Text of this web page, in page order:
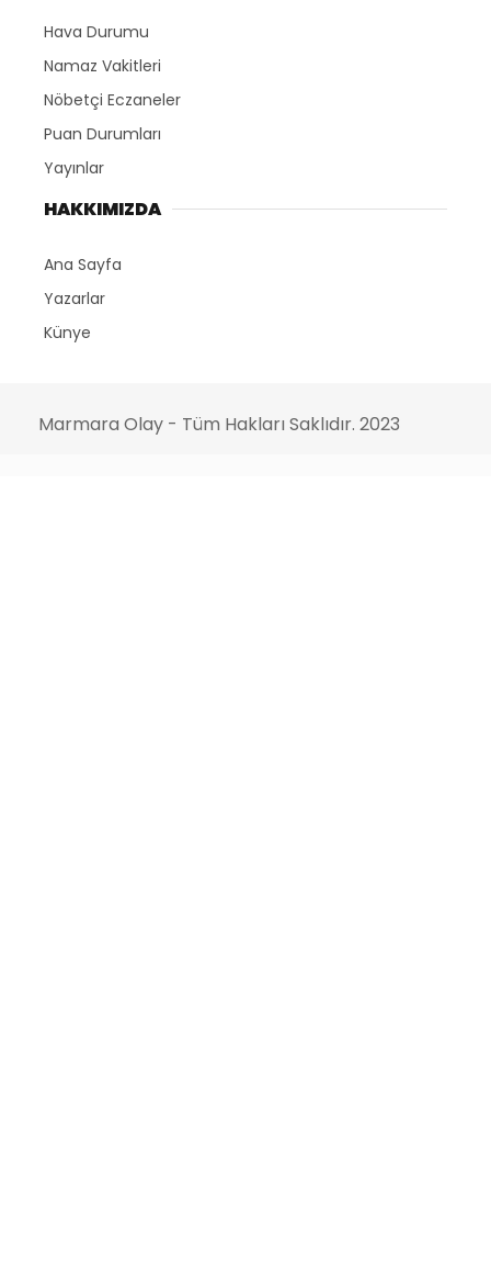
Hava Durumu
Namaz Vakitleri
Nöbetçi Eczaneler
Puan Durumları
Yayınlar
HAKKIMIZDA
Ana Sayfa
Yazarlar
Künye
Marmara Olay - Tüm Hakları Saklıdır. 2023